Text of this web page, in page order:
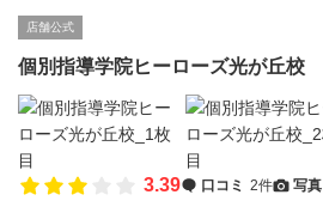
店舗公式
個別指導学院ヒーローズ光が丘校
3.39 口コミ 2件 写真